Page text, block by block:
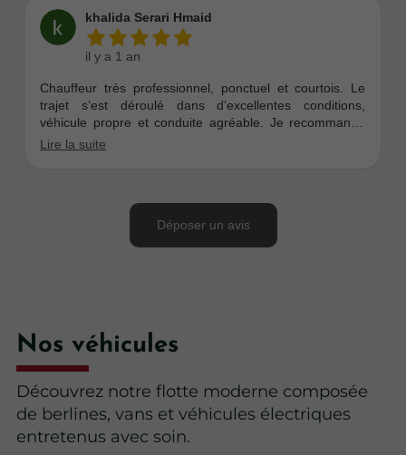
Nos véhicules
Découvrez notre flotte moderne composée
de berlines, vans et véhicules électriques
entretenus avec soin.